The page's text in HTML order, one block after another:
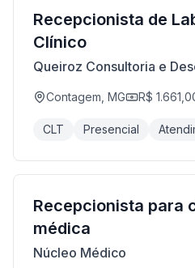
Recepcionista de
Clínico
Queiroz Consultoria e
Contagem, MG R$
CLT Presencial
Recepcionista para
médica
Núcleo Médico